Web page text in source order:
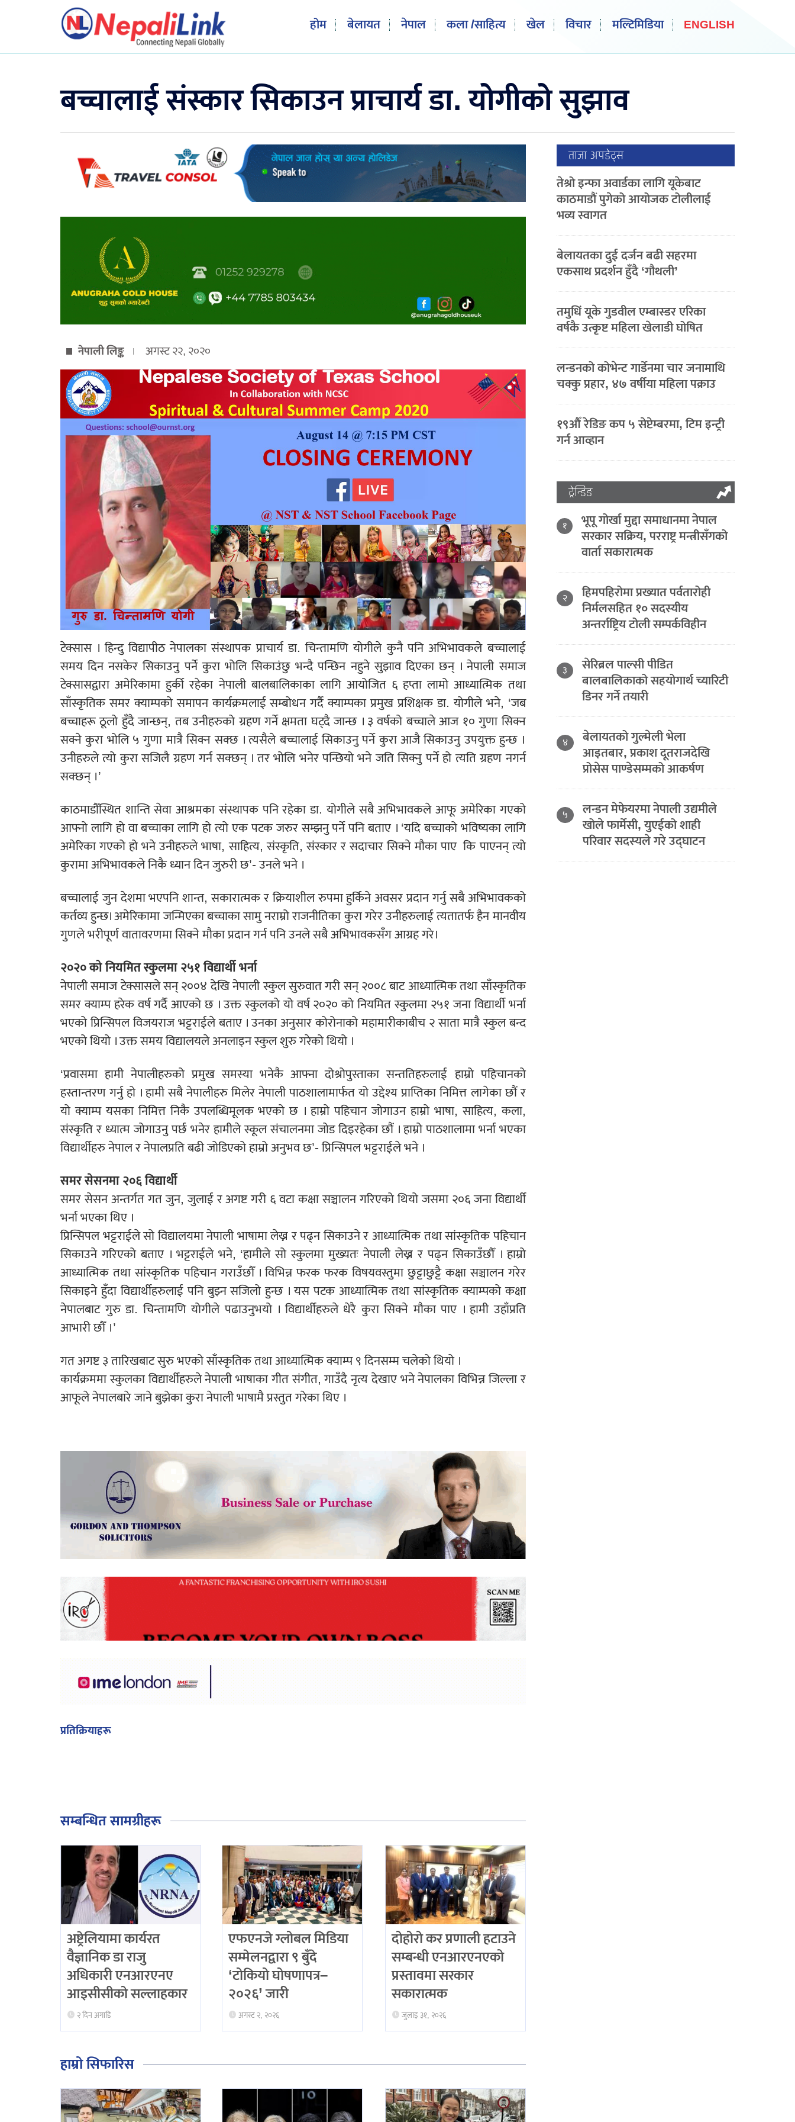
होम बेलायत नेपाल कला /साहित्य खेल विचार मल्टिमिडिया ENGLISH
बच्चालाई संस्कार सिकाउन प्राचार्य डा. योगीको सुझाव
नेपाली लिङ्क अगस्ट २२, २०२०
टेक्सास । हिन्दु विद्यापीठ नेपालका संस्थापक प्राचार्य डा. चिन्तामणि योगीले कुनै पनि अभिभावकले बच्चालाई
समय दिन नसकेर सिकाउनु पर्ने कुरा भोलि सिकाउंछु भन्दै पन्छिन नहुने सुझाव दिएका छन् । नेपाली समाज
टेक्सासद्वारा अमेरिकामा हुर्की रहेका नेपाली बालबालिकाका लागि आयोजित ६ हप्ता लामो आध्यात्मिक तथा
साँस्कृतिक समर क्याम्पको समापन कार्यक्रमलाई सम्बोधन गर्दै क्याम्पका प्रमुख प्रशिक्षक डा. योगीले भने, ‘जब
बच्चाहरू ठूलो हुँदै जान्छन्, तब उनीहरुको ग्रहण गर्ने क्षमता घट्दै जान्छ । ३ वर्षको बच्चाले आज १० गुणा सिक्न
सक्ने कुरा भोलि ५ गुणा मात्रै सिक्न सक्छ । त्यसैले बच्चालाई सिकाउनु पर्ने कुरा आजै सिकाउनु उपयुक्त हुन्छ ।
उनीहरुले त्यो कुरा सजिलै ग्रहण गर्न सक्छन् । तर भोलि भनेर पन्छियो भने जति सिक्नु पर्ने हो त्यति ग्रहण नगर्न
सक्छन् ।’
काठमाडौँस्थित शान्ति सेवा आश्रमका संस्थापक पनि रहेका डा. योगीले सबै अभिभावकले आफू अमेरिका गएको
आफ्नो लागि हो वा बच्चाका लागि हो त्यो एक पटक जरुर सम्झनु पर्ने पनि बताए । ‘यदि बच्चाको भविष्यका लागि
अमेरिका गएको हो भने उनीहरुले भाषा, साहित्य, संस्कृति, संस्कार र सदाचार सिक्ने मौका पाए कि पाएनन् त्यो
कुरामा अभिभावकले निकै ध्यान दिन जुरुरी छ’- उनले भने ।
बच्चालाई जुन देशमा भएपनि शान्त, सकारात्मक र क्रियाशील रुपमा हुर्किने अवसर प्रदान गर्नु सबै अभिभावकको
कर्तव्य हुन्छ। अमेरिकामा जन्मिएका बच्चाका सामु नराम्रो राजनीतिका कुरा गरेर उनीहरुलाई त्यतातर्फ हैन मानवीय
गुणले भरीपूर्ण वातावरणमा सिक्ने मौका प्रदान गर्न पनि उनले सबै अभिभावकसँग आग्रह गरे।
२०२० को नियमित स्कुलमा २५१ विद्यार्थी भर्ना
नेपाली समाज टेक्सासले सन् २००४ देखि नेपाली स्कुल सुरुवात गरी सन् २००८ बाट आध्यात्मिक तथा साँस्कृतिक
समर क्याम्प हरेक वर्ष गर्दै आएको छ । उक्त स्कुलको यो वर्ष २०२० को नियमित स्कुलमा २५१ जना विद्यार्थी भर्ना
भएको प्रिन्सिपल विजयराज भट्टराईले बताए । उनका अनुसार कोरोनाको महामारीकाबीच २ साता मात्रै स्कुल बन्द
भएको थियो । उक्त समय विद्यालयले अनलाइन स्कुल शुरु गरेको थियो ।
‘प्रवासमा हामी नेपालीहरुको प्रमुख समस्या भनेकै आफ्ना दोश्रोपुस्ताका सन्ततिहरुलाई हाम्रो पहिचानको
हस्तान्तरण गर्नु हो । हामी सबै नेपालीहरु मिलेर नेपाली पाठशालामार्फत यो उद्देश्य प्राप्तिका निमित्त लागेका छौं र
यो क्याम्प यसका निमित्त निकै उपलब्धिमूलक भएको छ । हाम्रो पहिचान जोगाउन हाम्रो भाषा, साहित्य, कला,
संस्कृति र ध्यात्म जोगाउनु पर्छ भनेर हामीले स्कूल संचालनमा जोड दिइरहेका छौं । हाम्रो पाठशालामा भर्ना भएका
विद्यार्थीहरु नेपाल र नेपालप्रति बढी जोडिएको हाम्रो अनुभव छ’- प्रिन्सिपल भट्टराईले भने ।
समर सेसनमा २०६ विद्यार्थी
समर सेसन अन्तर्गत गत जुन, जुलाई र अगष्ट गरी ६ वटा कक्षा सञ्चालन गरिएको थियो जसमा २०६ जना विद्यार्थी
भर्ना भएका थिए ।
प्रिन्सिपल भट्टराईले सो विद्यालयमा नेपाली भाषामा लेख्न र पढ्न सिकाउने र आध्यात्मिक तथा सांस्कृतिक पहिचान
सिकाउने गरिएको बताए । भट्टराईले भने, ‘हामीले सो स्कुलमा मुख्यतः नेपाली लेख्न र पढ्न सिकाउँछौँ । हाम्रो
आध्यात्मिक तथा सांस्कृतिक पहिचान गराउँछौँ । विभिन्न फरक फरक विषयवस्तुमा छुट्टाछुट्टै कक्षा सञ्चालन गरेर
सिकाइने हुँदा विद्यार्थीहरुलाई पनि बुझ्न सजिलो हुन्छ । यस पटक आध्यात्मिक तथा सांस्कृतिक क्याम्पको कक्षा
नेपालबाट गुरु डा. चिन्तामणि योगीले पढाउनुभयो । विद्यार्थीहरुले धेरै कुरा सिक्ने मौका पाए । हामी उहाँप्रति
आभारी छौँ ।’
गत अगष्ट ३ तारिखबाट सुरु भएको साँस्कृतिक तथा आध्यात्मिक क्याम्प ९ दिनसम्म चलेको थियो ।
कार्यक्रममा स्कुलका विद्यार्थीहरुले नेपाली भाषाका गीत संगीत, गाउँदै नृत्य देखाए भने नेपालका विभिन्न जिल्ला र
आफूले नेपालबारे जाने बुझेका कुरा नेपाली भाषामै प्रस्तुत गरेका थिए ।
प्रतिक्रियाहरू
सम्बन्धित सामग्रीहरू
अष्ट्रेलियामा कार्यरत
वैज्ञानिक डा राजु
अधिकारी एनआरएनए
आइसीसीको सल्लाहकार
२ दिन अगाडि
एफएनजे ग्लोबल मिडिया
सम्मेलनद्वारा ९ बुँदे
‘टोकियो घोषणापत्र–
२०२६’ जारी
अगस्ट २, २०२६
दोहोरो कर प्रणाली हटाउने
सम्बन्धी एनआरएनएको
प्रस्तावमा सरकार
सकारात्मक
जुलाइ ३१, २०२६
हाम्रो सिफारिस
ताजा अपडेट्स
तेश्रो इन्फा अवार्डका लागि यूकेबाट
काठमाडौं पुगेको आयोजक टोलीलाई
भव्य स्वागत
बेलायतका दुई दर्जन बढी सहरमा
एकसाथ प्रदर्शन हुँदै ‘गौथली’
तमुधिं यूके गुडवील एम्बास्डर एरिका
वर्षकै उत्कृष्ट महिला खेलाडी घोषित
लन्डनको कोभेन्ट गार्डेनमा चार जनामाथि
चक्कु प्रहार, ४७ वर्षीया महिला पक्राउ
१९औँ रेडिङ कप ५ सेप्टेम्बरमा, टिम इन्ट्री
गर्न आव्हान
ट्रेन्डिङ
१ भूपू गोर्खा मुद्दा समाधानमा नेपाल
सरकार सक्रिय, परराष्ट्र मन्त्रीसँगको
वार्ता सकारात्मक
२ हिमपहिरोमा प्रख्यात पर्वतारोही
निर्मलसहित १० सदस्यीय
अन्तर्राष्ट्रिय टोली सम्पर्कविहीन
३ सेरिब्रल पाल्सी पीडित
बालबालिकाको सहयोगार्थ च्यारिटी
डिनर गर्ने तयारी
४ बेलायतको गुल्मेली भेला
आइतबार, प्रकाश दूतराजदेखि
प्रोसेस पाण्डेसम्मको आकर्षण
५ लन्डन मेफेयरमा नेपाली उद्यमीले
खोले फार्मेसी, युएईको शाही
परिवार सदस्यले गरे उद्घाटन